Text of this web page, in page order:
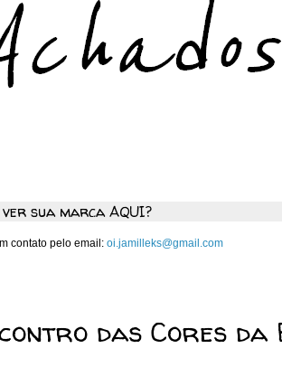
sua marca AQUI?
contato pelo email: oi.jamilleks@gmail.com
das Cores